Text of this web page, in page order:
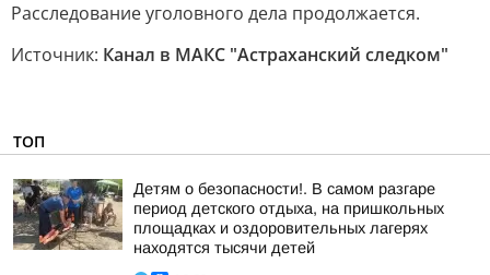
Расследование уголовного дела продолжается.
Источник: Канал в МАКС "Астраханский следком"
ТОП
Детям о безопасности!. В самом разгаре
период детского отдыха, на пришкольных
площадках и оздоровительных лагерях
находятся тысячи детей